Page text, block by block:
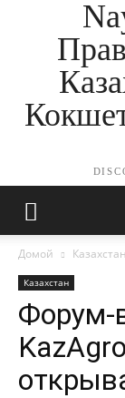
Домой Казахстан
Казахстан
Форум-